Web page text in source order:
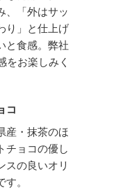
、「外はサッ
り」と仕上げ
と食感。弊社
をお楽しみく
コ
産・抹茶のほ
チョコの優し
スの良いオリ
。